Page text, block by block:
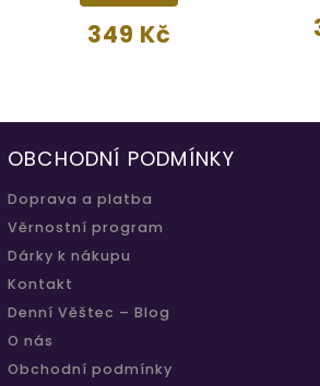
349 Kč
OBCHODNÍ PODMÍNKY
Doprava a platba
Věrnostní program
Dárky k nákupu
Kontakt
Denní Věštec – Blog
O nás
Obchodní podmínky